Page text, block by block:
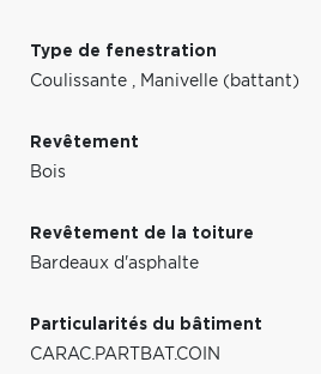
Type de fenestration
Coulissante , Manivelle (battant)
Revêtement
Bois
Revêtement de la toiture
Bardeaux d'asphalte
Particularités du bâtiment
CARAC.PARTBAT.COIN